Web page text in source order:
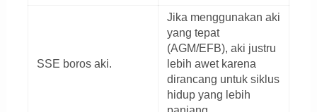
SSE boros aki.
Jika menggunakan aki
yang tepat
(AGM/EFB), aki justru
lebih awet karena
dirancang untuk siklus
hidup yang lebih